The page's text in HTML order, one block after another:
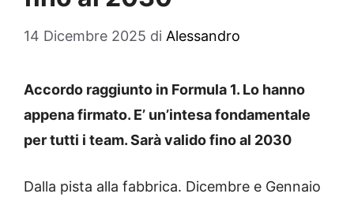
14 Dicembre 2025 di Alessandro
Accordo raggiunto in Formula 1. Lo hanno
appena firmato. E’ un’intesa fondamentale
per tutti i team. Sarà valido fino al 2030
Dalla pista alla fabbrica. Dicembre e Gennaio